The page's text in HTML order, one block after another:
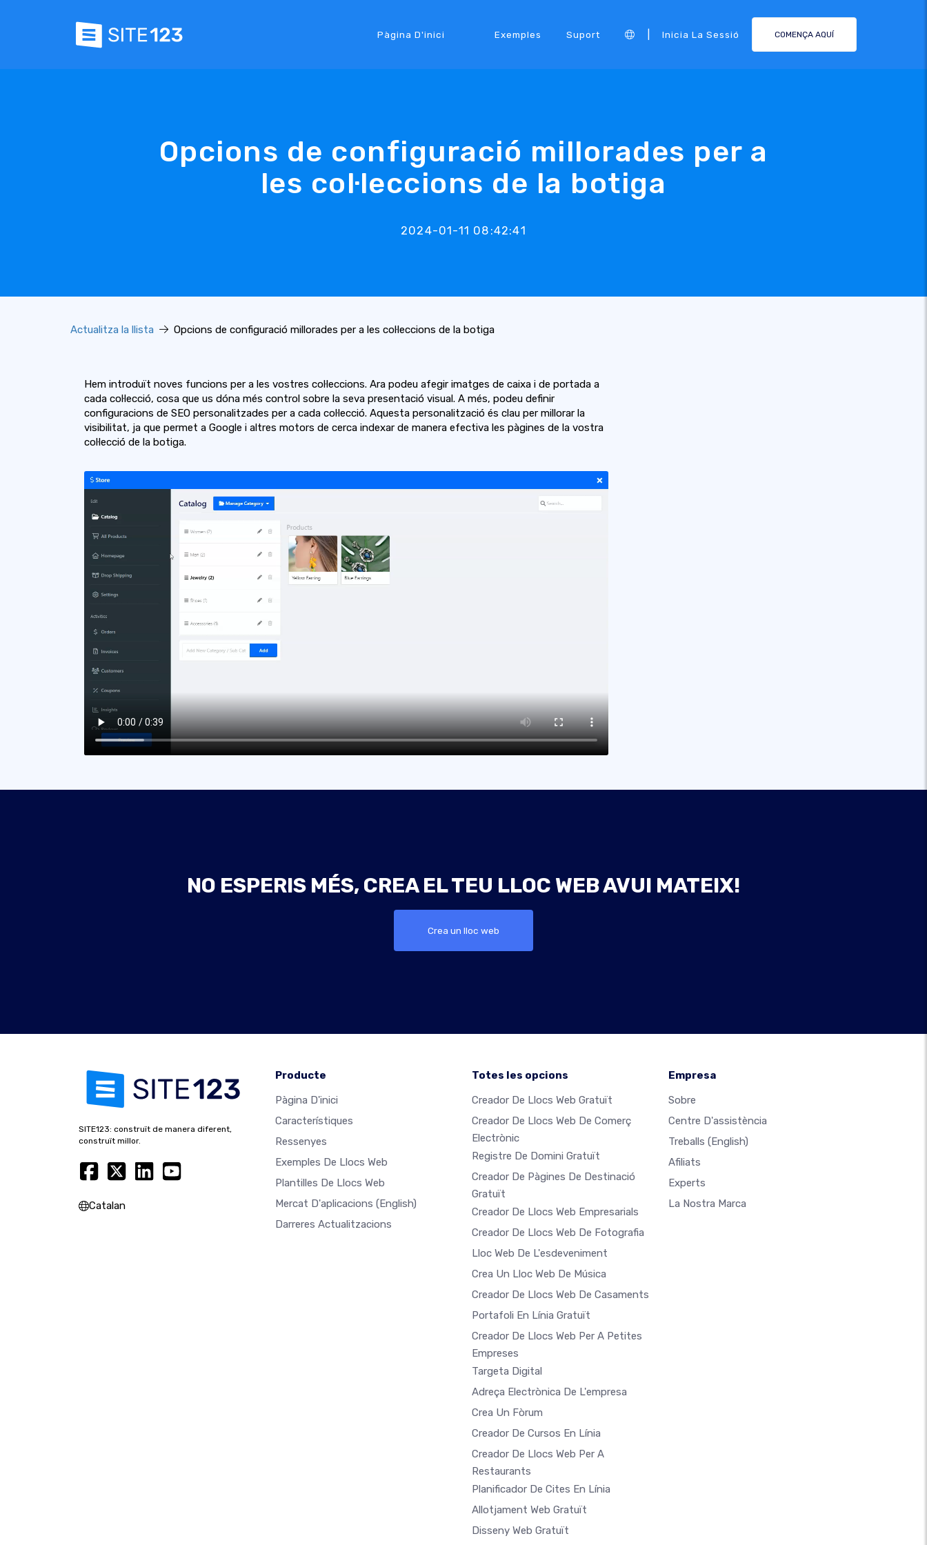
Pàgina D'inici Exemples Suport Inicia La Sessió COMENÇA AQUÍ
Opcions de configuració millorades per a
les col·leccions de la botiga
2024-01-11 08:42:41
Actualitza la llista Opcions de configuració millorades per a les col·leccions de la botiga
Hem introduït noves funcions per a les vostres col·leccions. Ara podeu afegir imatges de caixa i de portada a
cada col·lecció, cosa que us dóna més control sobre la seva presentació visual. A més, podeu definir
configuracions de SEO personalitzades per a cada col·lecció. Aquesta personalització és clau per millorar la
visibilitat, ja que permet a Google i altres motors de cerca indexar de manera efectiva les pàgines de la vostra
col·lecció de la botiga.
NO ESPERIS MÉS, CREA EL TEU LLOC WEB AVUI MATEIX!
Crea un lloc web
SITE123: construït de manera diferent,
construït millor.
Catalan
Producte
Pàgina D'inici
Característiques
Ressenyes
Exemples De Llocs Web
Plantilles De Llocs Web
Mercat D'aplicacions (English)
Darreres Actualitzacions
Totes les opcions
Creador De Llocs Web Gratuït
Creador De Llocs Web De Comerç
Electrònic
Registre De Domini Gratuït
Creador De Pàgines De Destinació
Gratuït
Creador De Llocs Web Empresarials
Creador De Llocs Web De Fotografia
Lloc Web De L'esdeveniment
Crea Un Lloc Web De Música
Creador De Llocs Web De Casaments
Portafoli En Línia Gratuït
Creador De Llocs Web Per A Petites
Empreses
Targeta Digital
Adreça Electrònica De L'empresa
Crea Un Fòrum
Creador De Cursos En Línia
Creador De Llocs Web Per A
Restaurants
Planificador De Cites En Línia
Allotjament Web Gratuït
Disseny Web Gratuït
Empresa
Sobre
Centre D'assistència
Treballs (English)
Afiliats
Experts
La Nostra Marca